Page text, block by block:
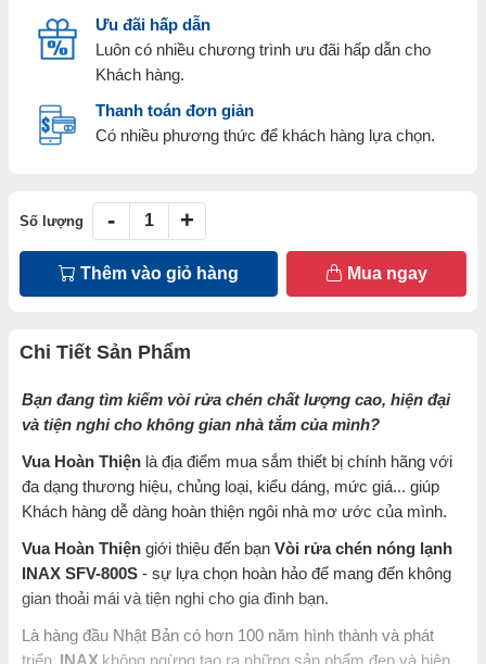
Ưu đãi hấp dẫn
Luôn có nhiều chương trình ưu đãi hấp dẫn cho
Khách hàng.
Thanh toán đơn giản
Có nhiều phương thức để khách hàng lựa chọn.
Số lượng - +
Thêm vào giỏ hàng Mua ngay
Chi Tiết Sản Phẩm
Bạn đang tìm kiếm vòi rửa chén chất lượng cao, hiện đại
và tiện nghi cho không gian nhà tắm của mình?
Vua Hoàn Thiện là địa điểm mua sắm thiết bị chính hãng với
đa dạng thương hiệu, chủng loại, kiểu dáng, mức giá... giúp
Khách hàng dễ dàng hoàn thiện ngôi nhà mơ ước của mình.
Vua Hoàn Thiện giới thiệu đến bạn Vòi rửa chén nóng lạnh
INAX SFV-800S - sự lựa chọn hoàn hảo để mang đến không
gian thoải mái và tiện nghi cho gia đình bạn.
Là hàng đầu Nhật Bản có hơn 100 năm hình thành và phát